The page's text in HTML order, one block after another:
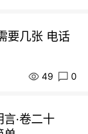
要几张 电话
49 0
·卷二十